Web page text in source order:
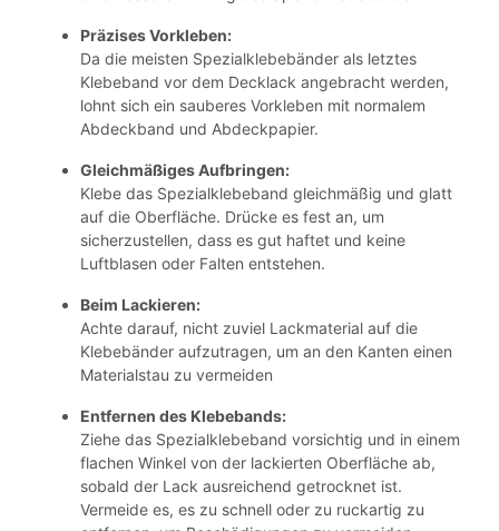
Präzises Vorkleben:
Da die meisten Spezialklebebänder als letztes
Klebeband vor dem Decklack angebracht werden,
lohnt sich ein sauberes Vorkleben mit normalem
Abdeckband und Abdeckpapier.
Gleichmäßiges Aufbringen:
Klebe das Spezialklebeband gleichmäßig und glatt
auf die Oberfläche. Drücke es fest an, um
sicherzustellen, dass es gut haftet und keine
Luftblasen oder Falten entstehen.
Beim Lackieren:
Achte darauf, nicht zuviel Lackmaterial auf die
Klebebänder aufzutragen, um an den Kanten einen
Materialstau zu vermeiden
Entfernen des Klebebands:
Ziehe das Spezialklebeband vorsichtig und in einem
flachen Winkel von der lackierten Oberfläche ab,
sobald der Lack ausreichend getrocknet ist.
Vermeide es, es zu schnell oder zu ruckartig zu